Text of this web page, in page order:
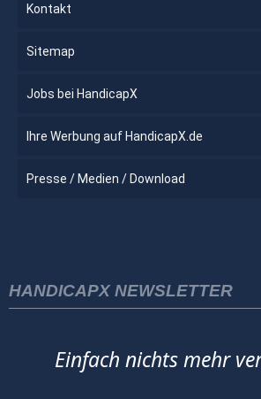
Kontakt
Sitemap
Jobs bei HandicapX
Ihre Werbung auf HandicapX.de
Presse / Medien / Download
HANDICAPX NEWSLETTER
Einfach nichts mehr